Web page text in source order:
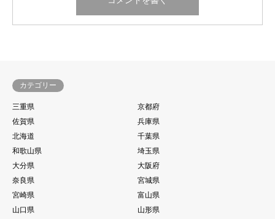
カテゴリー
三重県
京都府
佐賀県
兵庫県
北海道
千葉県
和歌山県
埼玉県
大分県
大阪府
奈良県
宮城県
宮崎県
富山県
山口県
山形県